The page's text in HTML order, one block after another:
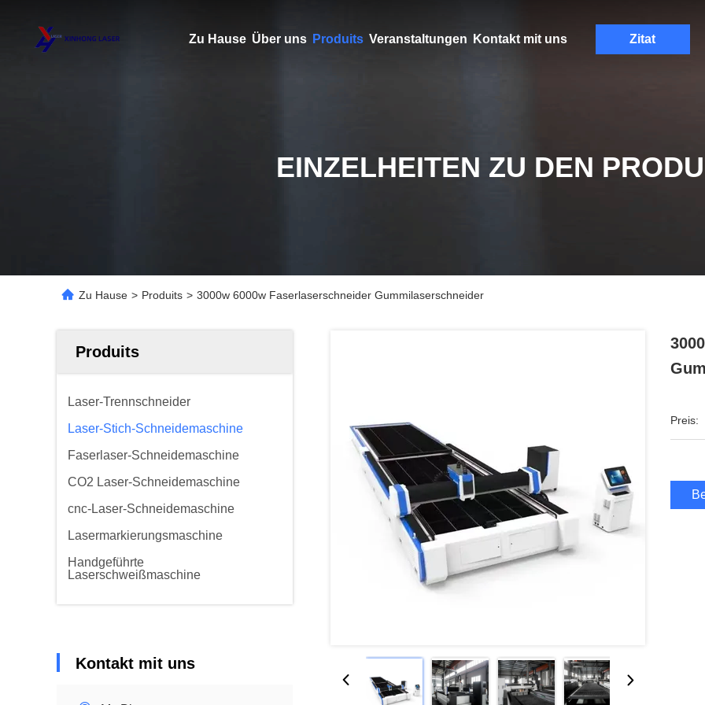
Zu Hause Über uns Produits Veranstaltungen Kontakt mit uns Zitat
EINZELHEITEN ZU DEN
Zu Hause > Produits > 3000w 6000w Faserlaserschneider Gummilaserschneider
Produits
Laser-Trennschneider
Laser-Stich-Schneidemaschine
Faserlaser-Schneidemaschine
CO2 Laser-Schneidemaschine
cnc-Laser-Schneidemaschine
Lasermarkierungsmaschine
Handgeführte
Laserschweißmaschine
Kontakt mit uns
Preis: